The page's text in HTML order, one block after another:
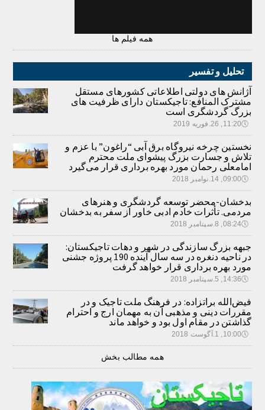
همه فیلم ها
تحلیل و تفسیر
آژانش های دولتی اطلاعاتی کشورهای مستقل
مشترک المنافع: تاجیکستان دارای ظرفیت های
بزرگ گردشگری است
🕔11:20, 26.فوریه 2019
نخستین چرخه نیروگاه برق آبی “راغون” با عزم و
تلاش و جسارت بزرگ پیشوای ملت محترم
امامعلی رحمان مورد بهره برداری قرار می‌گیرد
🕔09:00, 14.نوامبر 2018
بدخشان-محضر توسعه گردشگری و هنرهای
مردمی. تأثرات خادم ادبی خاور از سفر به بدخشان
🕔08:24, 8.سپتامبر 2018
جبهه بزرگ سازندگی در شهر و دهات تاجیکستان:
در ناحیه دنغره در سه سال آینده 190 پروژه جشنی
مورد بهره برداری قرار خواهد گرفت
🕔14:36, 5.سپتامبر 2018
فیض‌الله براتزاده: در فرهنگ ملت تاجیک و در
مقررات دینی و مذهبی آن به مهمان ارج و احترام
گذاشتن در مقام اول بود و خواهد ماند
🕔10:00, 1.آگوست 2018
همه مطالب بخش